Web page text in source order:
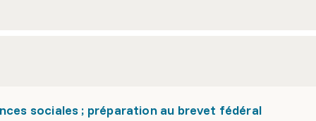
sociales ; préparation au brevet fédéral